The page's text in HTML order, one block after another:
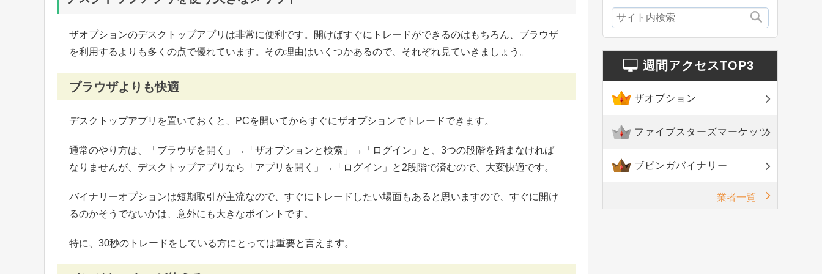
ザオプションのデスクトップアプリは非常に便利です。開けばすぐにトレードができるのはもちろん、ブラウザ
を利用するよりも多くの点で優れています。その理由はいくつかあるので、それぞれ見ていきましょう。
ブラウザよりも快適
デスクトップアプリを置いておくと、PCを開いてからすぐにザオプションでトレードできます。
通常のやり方は、「ブラウザを開く」→「ザオプションと検索」→「ログイン」と、3つの段階を踏まなければ
なりませんが、デスクトップアプリなら「アプリを開く」→「ログイン」と2段階で済むので、大変快適です。
バイナリーオプションは短期取引が主流なので、すぐにトレードしたい場面もあると思いますので、すぐに開け
るのかそうでないかは、意外にも大きなポイントです。
特に、30秒のトレードをしている方にとっては重要と言えます。
週間アクセスTOP3
ザオプション
ファイブスターズマーケッツ
ブビンガバイナリー
業者一覧